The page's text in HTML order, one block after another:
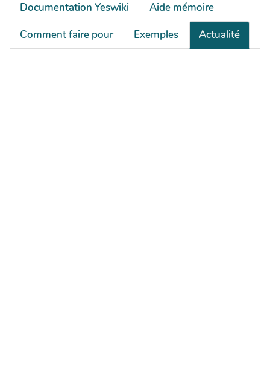
Documentation Yeswiki
Aide mémoire
Comment faire pour
Exemples Actualité